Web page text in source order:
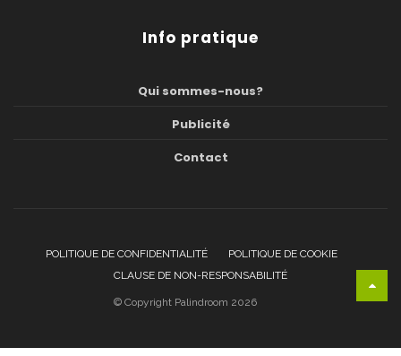
Info pratique
Qui sommes-nous?
Publicité
Contact
POLITIQUE DE CONFIDENTIALITÉ
POLITIQUE DE COOKIE
CLAUSE DE NON-RESPONSABILITÉ
© Copyright Palindroom 2026